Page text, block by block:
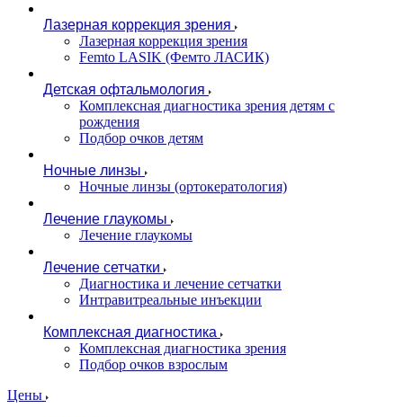
Лазерная коррекция зрения
Лазерная коррекция зрения
Femto LASIK (Фемто ЛАСИК)
Детская офтальмология
Комплексная диагностика зрения детям c
рождения
Подбор очков детям
Ночные линзы
Ночные линзы (ортокератология)
Лечение глаукомы
Лечение глаукомы
Лечение сетчатки
Диагностика и лечение сетчатки
Интравитреальные инъекции
Комплексная диагностика
Комплексная диагностика зрения
Подбор очков взрослым
Цены